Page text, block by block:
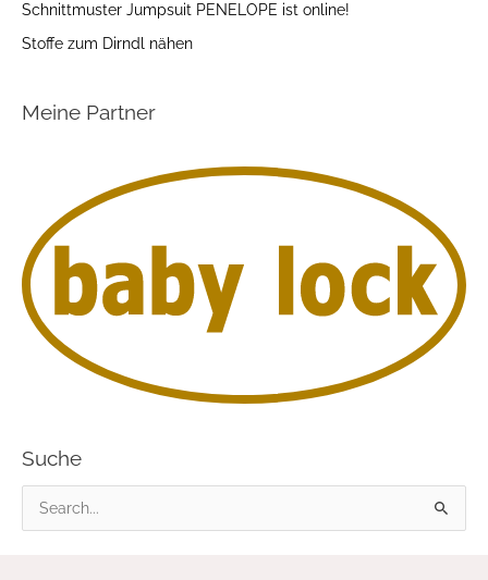
Schnittmuster Jumpsuit PENELOPE ist online!
Stoffe zum Dirndl nähen
Meine Partner
Suche